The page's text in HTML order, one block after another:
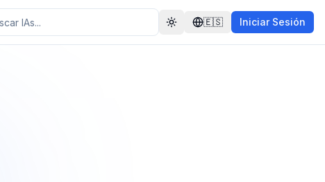
Toggle theme
🇪🇸 Iniciar Sesión